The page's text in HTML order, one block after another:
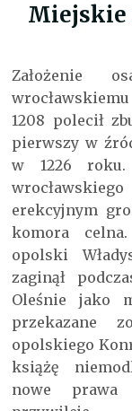
Miejskie
Założenie
1208 polecił
pierwszy w
w 1226
erekcyjnym
komora
opolski
zaginął
Oleśnie jako
przekazane
opolskiego
książę
nowe prawa